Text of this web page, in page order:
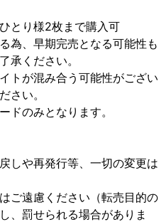
とり様2枚まで購入可
為、早期完売となる可能性も
承ください。
トが混み合う可能性がござい
さい。
ドのみとなります。
しや再発行等、一切の変更は
ご遠慮ください（転売目的の
、罰せられる場合がありま